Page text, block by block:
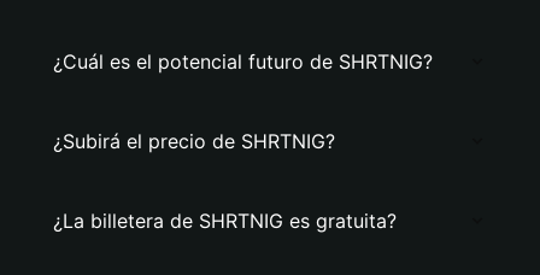
¿Cuál es el potencial futuro de SHRTNIG?
¿Subirá el precio de SHRTNIG?
¿La billetera de SHRTNIG es gratuita?